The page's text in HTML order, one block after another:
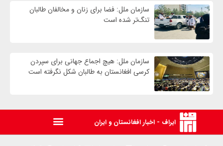
سازمان ملل: فضا برای زنان و مخالفان طالبان
تنگ‌تر شده است
سازمان ملل: هیچ اجماع جهانی برای سپردن
کرسی افغانستان به طالبان شکل نگرفته است
ایراف - اخبار افغانستان و ایران